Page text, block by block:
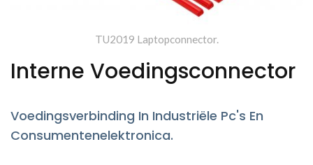
TU2019 Laptopconnector.
Interne Voedingsconnector
Voedingsverbinding In Industriële Pc's En
Consumentenelektronica.